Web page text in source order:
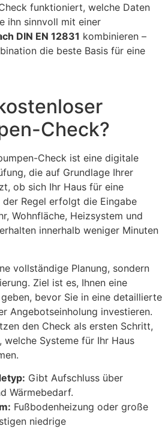
funktioniert, welche Daten
ihn sinnvoll mit einer
DIN EN 12831 kombinieren –
die beste Basis für eine
Check?
Check ist eine digitale
die auf Grundlage Ihrer
ob sich Ihr Haus für eine
der Regel erfolgt die Eingabe
Wohnfläche, Heizsystem und
innerhalb weniger Minuten
vollständige Planung, sondern
Ziel ist es, Ihnen eine
bevor Sie in eine detaillierte
Angebotseinholung investieren.
den Check als ersten Schritt,
welche Systeme für Ihr Haus
Gibt Aufschluss über
Wärmebedarf.
Fußbodenheizung oder große
niedrige